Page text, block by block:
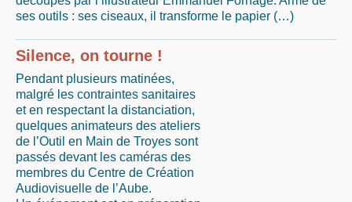
ses outils : ses ciseaux, il transforme le papier (…)
Silence, on tourne !
Pendant plusieurs matinées,
malgré les contraintes sanitaires
et en respectant la distanciation,
quelques animateurs des ateliers
de l’Outil en Main de Troyes sont
passés devant les caméras des
membres du Centre de Création
Audiovisuelle de l’Aube.